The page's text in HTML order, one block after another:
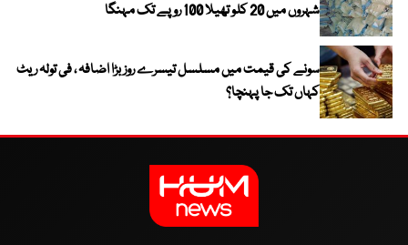
شہروں میں 20 کلو تھیلا 100 روپے تک مہنگا
سونے کی قیمت میں مسلسل تیسرے روز بڑا اضافہ ، فی تولہ ریٹ
کہاں تک جا پہنچا؟